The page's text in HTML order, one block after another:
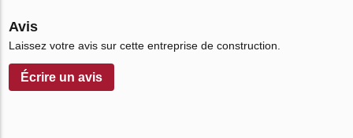
Avis
Laissez votre avis sur cette entreprise de construction.
Écrire un avis